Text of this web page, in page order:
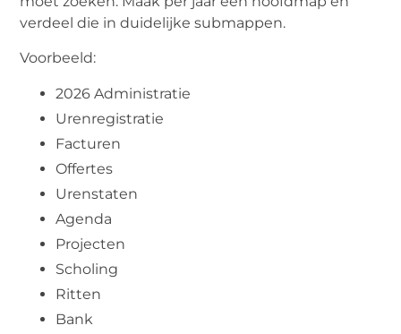
verdeel die in duidelijke submappen.
Voorbeeld:
2026 Administratie
Urenregistratie
Facturen
Offertes
Urenstaten
Agenda
Projecten
Scholing
Ritten
Bank